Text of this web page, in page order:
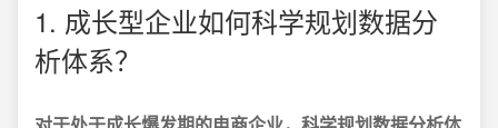
1. 成长型企业如何科学规划数据分
析体系？